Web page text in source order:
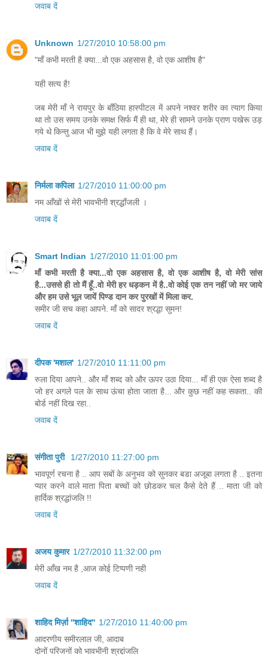
जवाब दें
Unknown 1/27/2010 10:58:00 pm
"माँ कभी मरती है क्या...वो एक अहसास है, वो एक आशीष है"
यही सत्य है!
जब मेरी माँ ने रायपुर के बाँठिया हास्पीटल में अपने नश्वर शरीर का त्याग किया
था तो उस समय उनके समक्ष सिर्फ मैं ही था, मेरे ही सामने उनके प्राण पखेरू उड़
गये थे किन्तु आज भी मुझे यही लगता है कि वे मेरे साथ हैं।
जवाब दें
निर्मला कपिला 1/27/2010 11:00:00 pm
नम आँखों से मेरी भावभीनी श्रद्धाँजली ।
जवाब दें
Smart Indian 1/27/2010 11:01:00 pm
माँ कभी मरती है क्या...वो एक अहसास है, वो एक आशीष है, वो मेरी सांस
है...उससे ही तो मैं हूँ..वो मेरी हर धड़कन में है..वो कोई एक तन नहीं जो मर जाये
और हम उसे भूल जायें पिण्ड दान कर पुरखों में मिला कर.
समीर जी सच कहा आपने. माँ को सादर श्रद्धा सुमन!
जवाब दें
दीपक 'मशाल' 1/27/2010 11:11:00 pm
रुला दिया आपने.. और माँ शब्द को और ऊपर उठा दिया... माँ ही एक ऐसा शब्द है
जो हर अगले पल के साथ ऊंचा होता जाता है... और कुछ नहीं कह सकता.. की
बोर्ड नहीं दिख रहा..
जवाब दें
संगीता पुरी
1/27/2010 11:27:00 pm
भावपूर्ण रचना है .. आप सबों के अनुभव को सुनकर बडा अजूबा लगता है .. इतना
प्‍यार करने वाले माता पिता बच्‍चों को छोडकर चल कैसे देते हैं .. माता जी को
हार्दिक श्रद्धांजलि !!
जवाब दें
अजय कुमार 1/27/2010 11:32:00 pm
मेरी आँख नम है ,आज कोई टिप्पणी नही
जवाब दें
शाहिद मिर्ज़ा ''शाहिद'' 1/27/2010 11:40:00 pm
आदरणीय समीरलाल जी, आदाब
दोनों परिजनों को भावभीनी श्रद्दांजलि